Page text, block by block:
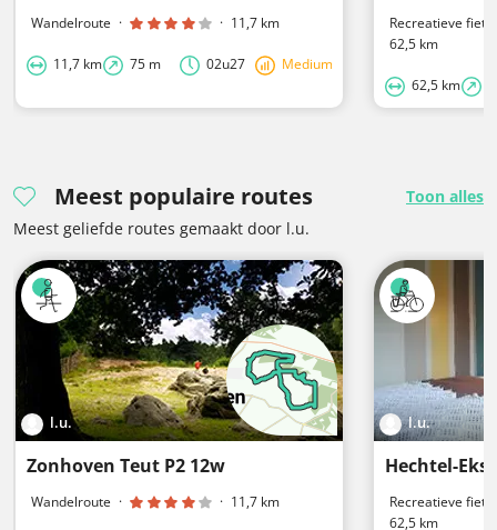
Wandelroute · · 11,7 km
11,7 km 75 m 02u27 Medium
Recreatieve
62,5 km
62,5 km
Meest populaire routes
Toon alles
Meest geliefde routes gemaakt door l.u.
l.u.
Zonhoven Teut P2 12w
Wandelroute · · 11,7 km
l.u.
Hechtel-
Recreatieve
62,5 km